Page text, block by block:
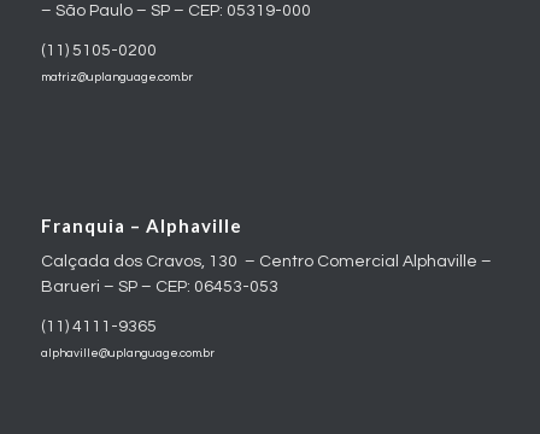
– São Paulo – SP – CEP: 05319-000
(11) 5105-0200
matriz@uplanguage.com.br
Franquia – Alphaville
Calçada dos Cravos, 130 – Centro Comercial Alphaville –
Barueri – SP – CEP: 06453-053
(11) 4111-9365
alphaville@uplanguage.com.br